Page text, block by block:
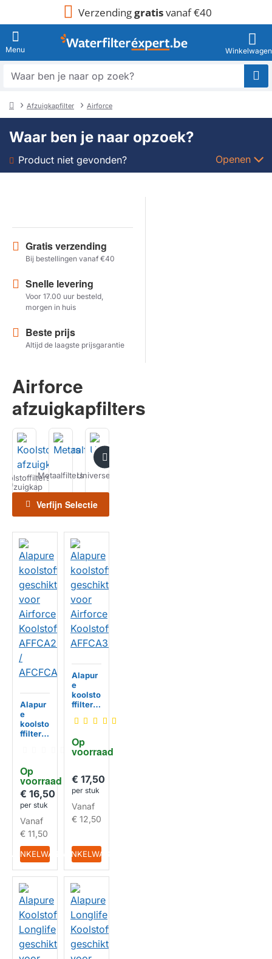
Verzendinggratisvanaf €40
Waar
zoek?
Afzuigkapfilter Airforce
Waar ben je naar opzoek?
Product niet gevonden? Openen
Model
Herstel zoekopdracht
Gratis verzending
Bij bestellingen vanaf €40
Snelle levering
Voor 17.00 uur besteld,
morgen in huis
Beste prijs
Altijd de laagste prijsgarantie
Airforce
afzuigkapfilters
afzuigkap
MetaalfiltersUniverseel
Verfijn Selectie
HUISMERK
Op
voorraad
Alapur
e
koolsto
ffilter
e
Koolsto
ffilter
AFFCA
267 /
AFCFC
A267
€ 16,50
per stuk
Vanaf
€ 11,50
IN WINKELWAGEN
Op
voorraad
Alapur
e
koolsto
ffilter
kt voor
e
Koolsto
329
€ 17,50
per stuk
Vanaf
€ 12,50
IN WINKELWAGEN